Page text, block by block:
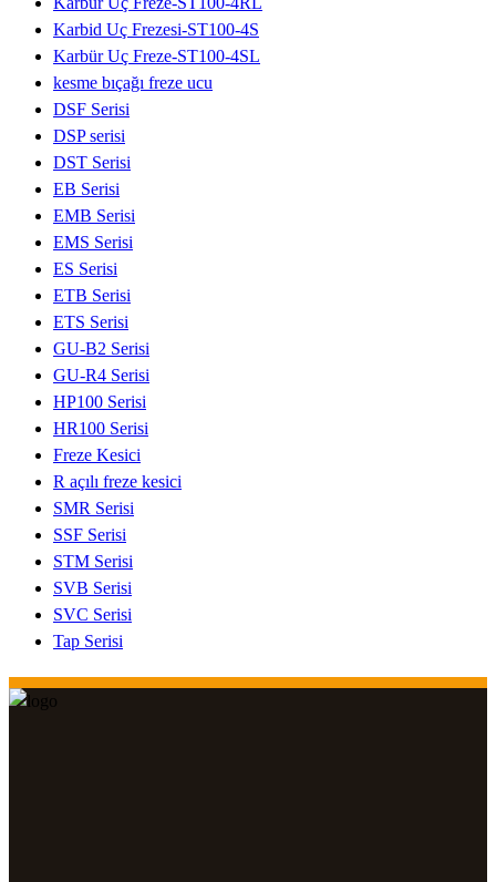
Karbid Uç Frezesi-ST100-4S
Karbür Uç Freze-ST100-4SL
kesme bıçağı freze ucu
DSF Serisi
DSP serisi
DST Serisi
EB Serisi
EMB Serisi
EMS Serisi
ES Serisi
ETB Serisi
ETS Serisi
GU-B2 Serisi
GU-R4 Serisi
HP100 Serisi
HR100 Serisi
Freze Kesici
R açılı freze kesici
SMR Serisi
SSF Serisi
STM Serisi
SVB Serisi
SVC Serisi
Tap Serisi